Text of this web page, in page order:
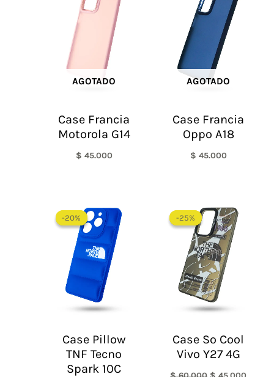
AGOTADO
Case Francia
Motorola G14
$ 45.000
AGOTADO
Case Francia
Oppo A18
$ 45.000
-20%
-20%
Case Pillow
TNF Tecno
Spark 10C
precio
original
era:
$ 60.000.
-25%
-25%
Case So Cool
Vivo Y27 4G
precio
original
era:
$ 60.000.